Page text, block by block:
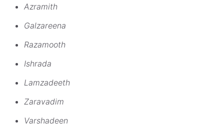
Azramith
Galzareena
Razamooth
Ishrada
Lamzadeeth
Zaravadim
Varshadeen